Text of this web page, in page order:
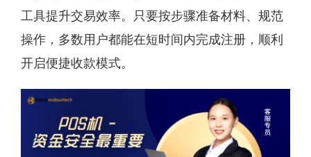
工具提升交易效率。只要按步骤准备材料、规范
操作，多数用户都能在短时间内完成注册，顺利
开启便捷收款模式。